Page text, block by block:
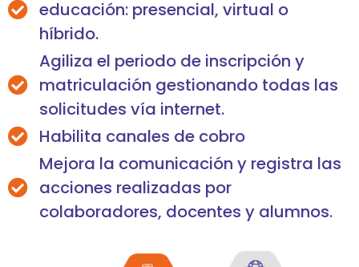
educación: presencial, virtual o
híbrido.
Agiliza el periodo de inscripción y
matriculación gestionando todas las
solicitudes vía internet.
Habilita canales de cobro
Mejora la comunicación y registra las
acciones realizadas por
colaboradores, docentes y alumnos.